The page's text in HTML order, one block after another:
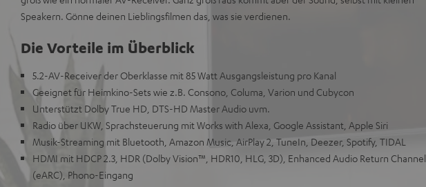
Speakern. Gönne deinen Lieblingsfilmen das, was sie verdienen.
Die Vorteile im Überblick
5.2-AV-Receiver der Oberklasse mit 85 Watt Ausgangsleistung pro Kanal
Geeignet für Heimkino-Sets wie z.B. Consono, Columa, Varion und Cubycon
Unterstützt Dolby True HD, DTS-HD Master Audio uvm.
Radio über UKW, Sprachsteuerung mit Works with Alexa, Google Assistant, Apple Siri
Musik-Streaming mit Bluetooth, Amazon Music, AirPlay 2, TuneIn, Deezer, Spotify, TIDAL
HDMI mit HDCP 2.3, HDR (Dolby Vision™, HDR10, HLG, 3D), Enhanced Audio Return Channel
(eARC), Phono-Eingang